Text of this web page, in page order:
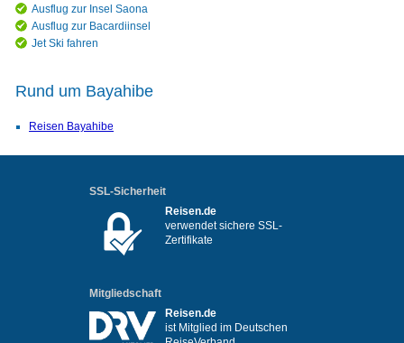
Ausflug zur Insel Saona
Ausflug zur Bacardiinsel
Jet Ski fahren
Rund um Bayahibe
Reisen Bayahibe
SSL-Sicherheit
Reisen.de
verwendet sichere SSL-
Zertifikate
Mitgliedschaft
Reisen.de
ist Mitglied im Deutschen